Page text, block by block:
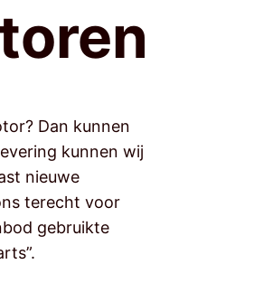
Dan kunnen
kunnen wij
nieuwe
terecht voor
gebruikte